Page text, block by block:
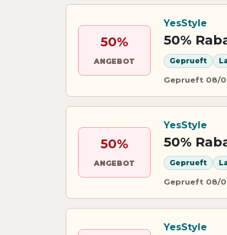
50%
ANGEBOT
YesStyle
50%
Geprueft
Geprueft 08/
50%
ANGEBOT
YesStyle
50%
Geprueft
Geprueft 08/
YesStyle